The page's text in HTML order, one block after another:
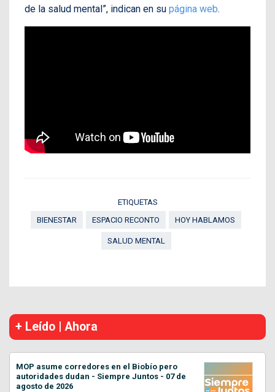
de la salud mental”, indican en su página web.
ETIQUETAS
BIENESTAR
ESPACIO RECONTO HOY HABLAMOS
SALUD MENTAL
+ Leído | Ahora
MOP asume corredores en el Biobío pero
autoridades dudan - Siempre Juntos - 07 de
agosto de 2026